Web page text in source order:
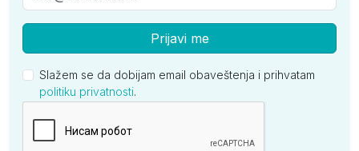
Prijavi me
Slažem se da dobijam email obaveštenja i prihvatam
politiku privatnosti.